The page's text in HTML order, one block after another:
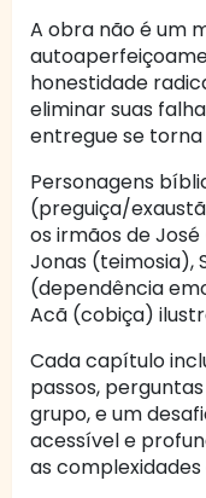
A obra não é um
honestidade
eliminar suas
entregue se
Personagens
(preguiça/
os irmãos de
Jonas (teimosia),
(dependência
Acã (cobiça)
Cada capítulo
passos,
grupo, e um
acessível e
as